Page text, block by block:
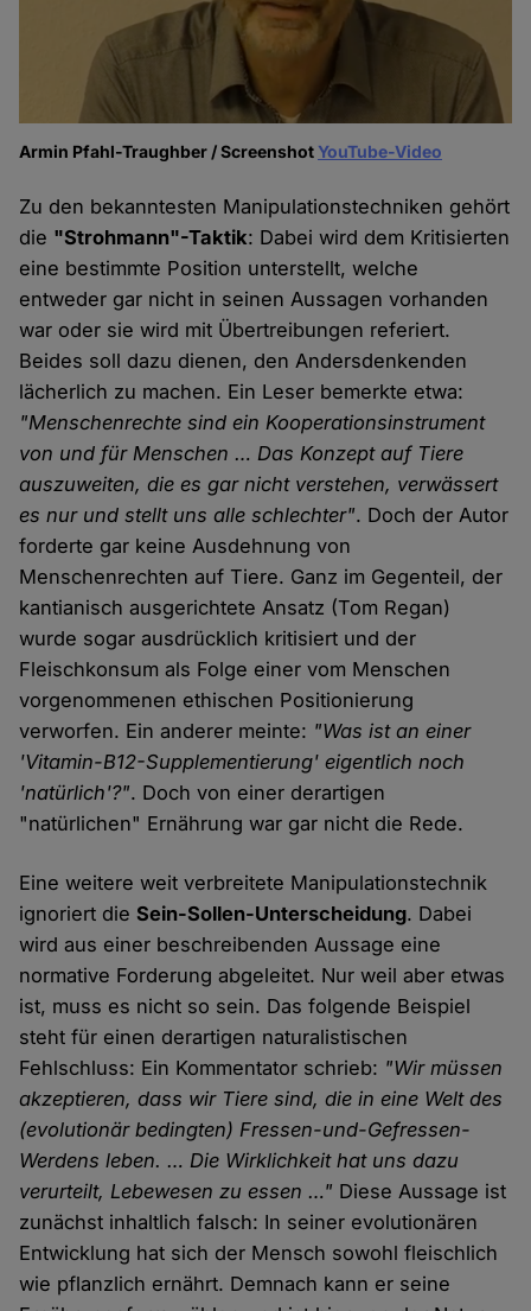
Armin Pfahl-Traughber / Screenshot YouTube-Video
Zu den bekanntesten Manipulationstechniken gehört
die "Strohmann"-Taktik: Dabei wird dem Kritisierten
eine bestimmte Position unterstellt, welche
entweder gar nicht in seinen Aussagen vorhanden
war oder sie wird mit Übertreibungen referiert.
Beides soll dazu dienen, den Andersdenkenden
lächerlich zu machen. Ein Leser bemerkte etwa:
"Menschenrechte sind ein Kooperationsinstrument
von und für Menschen … Das Konzept auf Tiere
auszuweiten, die es gar nicht verstehen, verwässert
es nur und stellt uns alle schlechter". Doch der Autor
forderte gar keine Ausdehnung von
Menschenrechten auf Tiere. Ganz im Gegenteil, der
kantianisch ausgerichtete Ansatz (Tom Regan)
wurde sogar ausdrücklich kritisiert und der
Fleischkonsum als Folge einer vom Menschen
vorgenommenen ethischen Positionierung
verworfen. Ein anderer meinte: "Was ist an einer
'Vitamin-B12-Supplementierung' eigentlich noch
'natürlich'?". Doch von einer derartigen
"natürlichen" Ernährung war gar nicht die Rede.
Eine weitere weit verbreitete Manipulationstechnik
ignoriert dieSein-Sollen-Unterscheidung. Dabei
wird aus einer beschreibenden Aussage eine
normative Forderung abgeleitet. Nur weil aber etwas
ist, muss es nicht so sein. Das folgende Beispiel
steht für einen derartigen naturalistischen
Fehlschluss: Ein Kommentator schrieb: "Wir müssen
akzeptieren, dass wir Tiere sind, die in eine Welt des
(evolutionär bedingten) Fressen-und-Gefressen-
Werdens leben. … Die Wirklichkeit hat uns dazu
verurteilt, Lebewesen zu essen …" Diese Aussage ist
zunächst inhaltlich falsch: In seiner evolutionären
Entwicklung hat sich der Mensch sowohl fleischlich
wie pflanzlich ernährt. Demnach kann er seine